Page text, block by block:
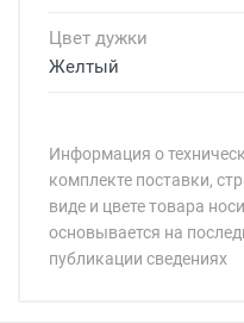
Цвет дужки
Желтый
Информация о
комплекте поставки,
виде и цвете товара
основывается на
публикации сведениях